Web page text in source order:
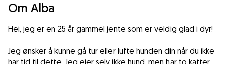
Om Alba
Hei, jeg er en 25 år gammel jente som er veldig glad i dyr!
Jeg ønsker å kunne gå tur eller lufte hunden din når du ikke